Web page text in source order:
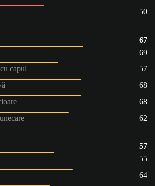
50
67
69
capul
57
68
68
62
57
55
64